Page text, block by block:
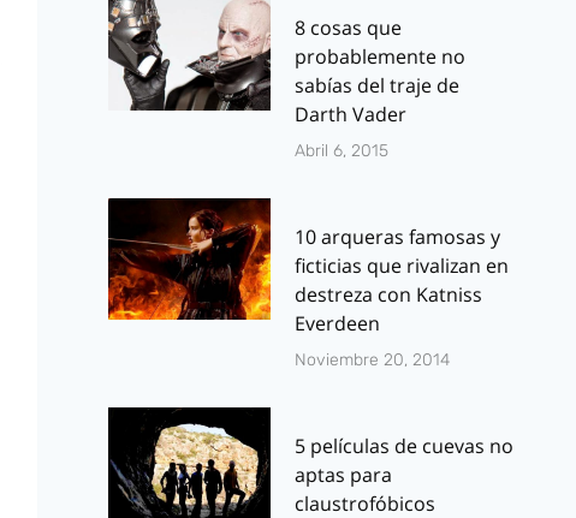
8 cosas que
probablemente no
sabías del traje de
Darth Vader
Abril 6, 2015
10 arqueras famosas y
ficticias que rivalizan en
destreza con Katniss
Everdeen
Noviembre 20, 2014
5 películas de cuevas no
aptas para
claustrofóbicos